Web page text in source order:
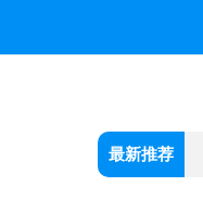
最新推荐